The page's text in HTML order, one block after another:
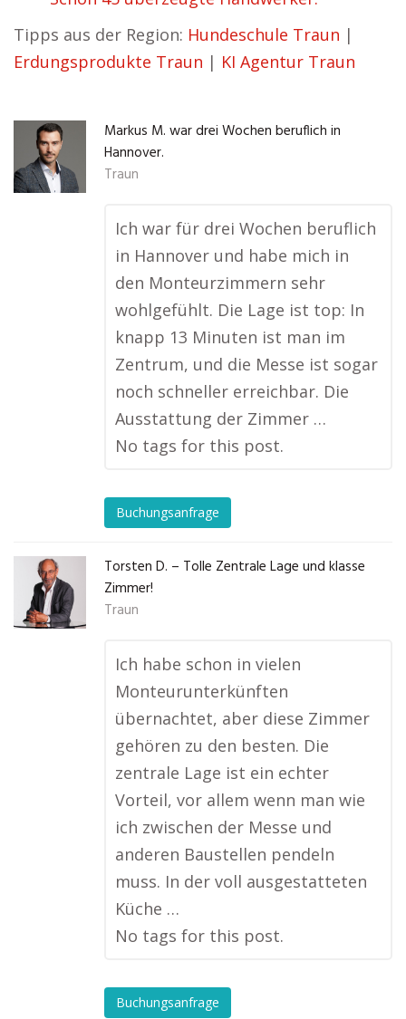
Tipps aus der Region: Hundeschule Traun |
Erdungsprodukte Traun | KI Agentur Traun
Markus M. war drei Wochen beruflich in
Hannover.
Traun
Ich war für drei Wochen beruflich
in Hannover und habe mich in
den Monteurzimmern sehr
wohlgefühlt. Die Lage ist top: In
knapp 13 Minuten ist man im
Zentrum, und die Messe ist sogar
noch schneller erreichbar. Die
Ausstattung der Zimmer …
No tags for this post.
Buchungsanfrage
Torsten D. – Tolle Zentrale Lage und klasse
Zimmer!
Traun
Ich habe schon in vielen
Monteurunterkünften
übernachtet, aber diese Zimmer
gehören zu den besten. Die
zentrale Lage ist ein echter
Vorteil, vor allem wenn man wie
ich zwischen der Messe und
anderen Baustellen pendeln
muss. In der voll ausgestatteten
Küche …
No tags for this post.
Buchungsanfrage